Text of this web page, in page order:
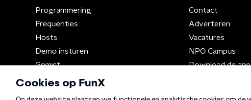
Programmering
Frequenties
Hosts
Demo insturen
Gemist
Contact
Adverteren
Vacatures
NPO Campus
Download de app